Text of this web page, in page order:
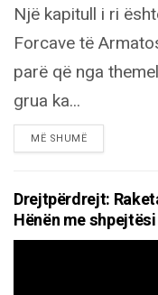
Një kapitull i ri
Forcave të
parë që nga
grua ka...
MË SHUMËDETAILS
Drejtpërdrejt:
Hënën me